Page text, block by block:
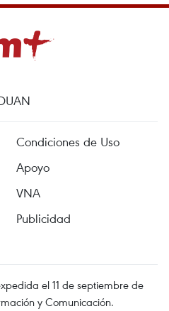
Condiciones de Uso
Apoyo
VNA
Publicidad
el 11 de septiembre de
y Comunicación.